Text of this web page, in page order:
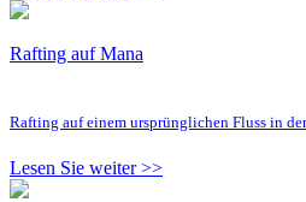
Rafting auf Mana
Rafting auf einem ursprünglichen Fluss in
Lesen Sie weiter >>